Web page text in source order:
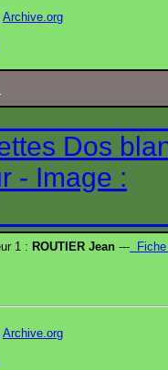
Archive.org
1 : ROUTIER Jean ---
Archive.org